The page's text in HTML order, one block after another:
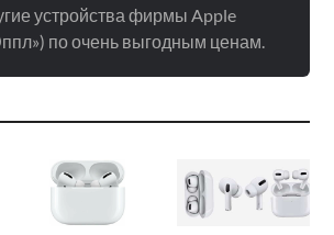
устройства фирмы Apple
по очень выгодным ценам.